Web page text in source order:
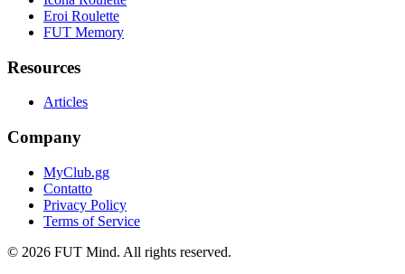
Eroi Roulette
FUT Memory
Resources
Articles
Company
MyClub.gg
Contatto
Privacy Policy
Terms of Service
© 2026 FUT Mind. All rights reserved.